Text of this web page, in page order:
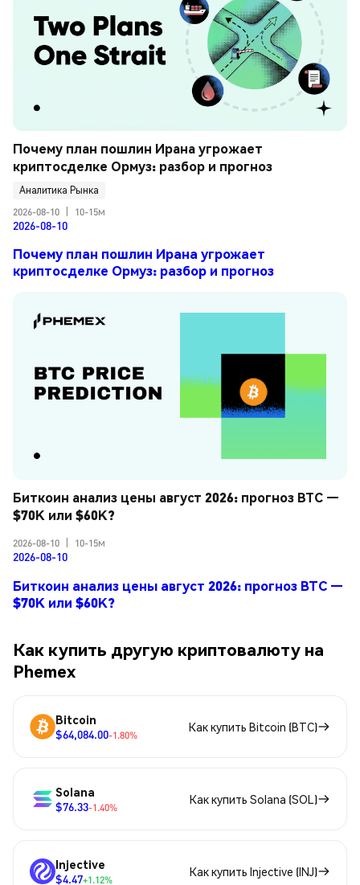
Почему план пошлин Ирана угрожает
криптосделке Ормуз: разбор и прогноз
Аналитика Рынка
2026-08-10
10-15м
2026-08-10
Почему план пошлин Ирана угрожает
криптосделке Ормуз: разбор и прогноз
Биткоин анализ цены август 2026: прогноз BTC —
$70K или $60K?
2026-08-10 10-15м
2026-08-10
Биткоин анализ цены август 2026: прогноз BTC —
$70K или $60K?
Как купить другую криптовалюту на
Phemex
Bitcoin
$64,084.00-1.80%
Как купить Bitcoin (BTC)
Solana
$76.33-1.40%
Как купить Solana (SOL)
Injective
$4.47+1.12%
Как купить Injective (INJ)